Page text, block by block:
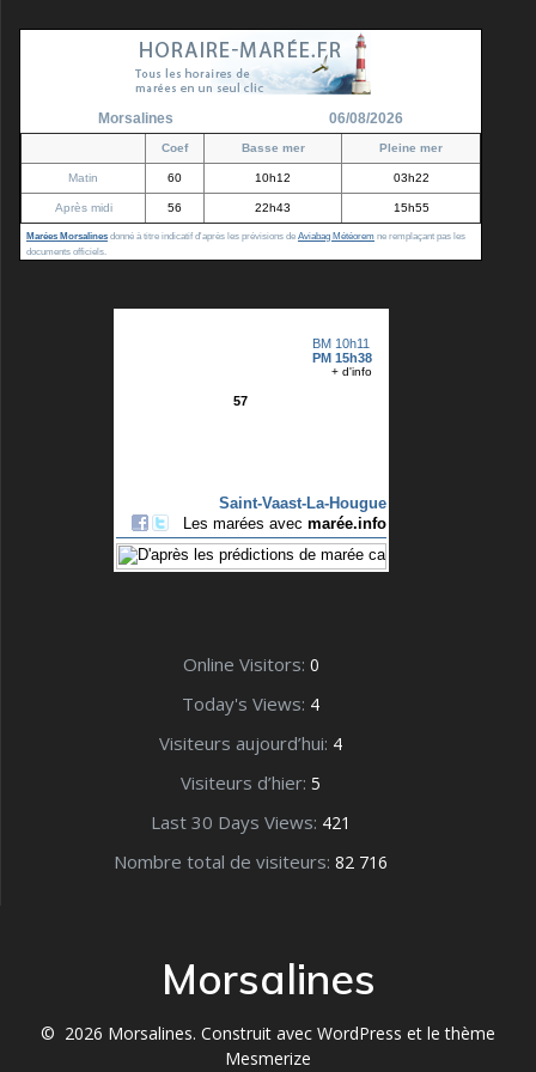
Morsalines 06/08/2026
Coef Basse mer Pleine mer
Matin 60 10h12 03h22
Après midi 56 22h43 15h55
Marées Morsalines donné à titre indicatif d'après les prévisions de Aviabag Météorem ne remplaçant pas les
documents officiels.
Online Visitors: 0
Today's Views: 4
Visiteurs aujourd’hui: 4
Visiteurs d’hier: 5
Last 30 Days Views: 421
Nombre total de visiteurs: 82 716
Morsalines
© 2026 Morsalines. Construit avec WordPress et lethème
Mesmerize